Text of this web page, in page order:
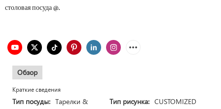
столовая посуда @.
Обзор
Краткие сведения
Тип посуды: Тарелки &
Тип рисунка: CUSTOMIZED